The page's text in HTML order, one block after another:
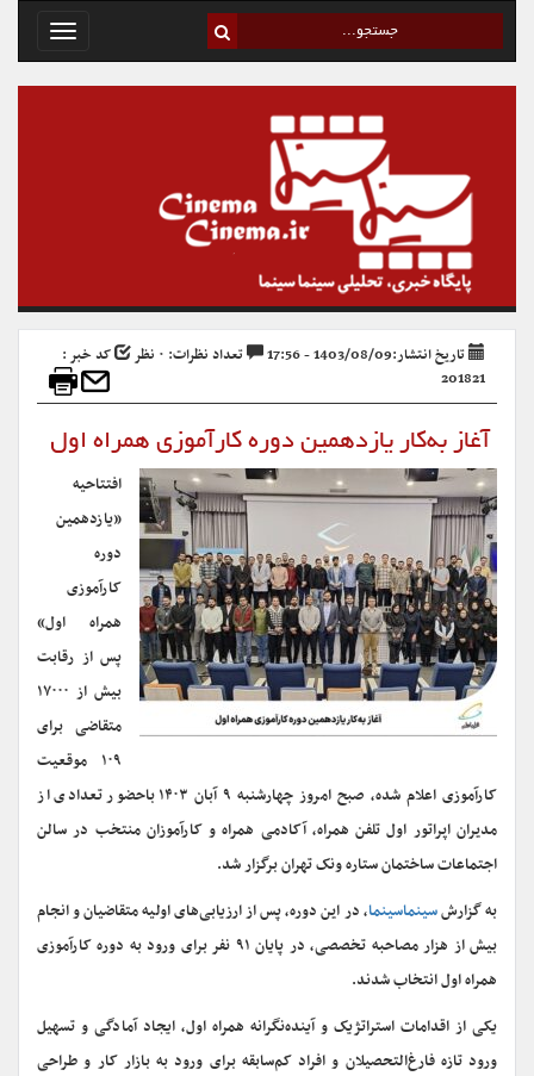
Toggle
تاریخ انتشار:1403/08/09 - 17:56 تعداد نظرات: ۰ نظر
کد خبر :
201821
آغاز به‌کار یازدهمین دوره کارآموزی همراه اول
افتتاحیه
«یازدهمین
دوره
کارآموزی
همراه اول»
پس از رقابت
بیش از ۱۷۰۰۰
متقاضی برای
۱۰۹ موقعیت
کارآموزی اعلام شده، صبح امروز چهارشنبه ۹ آبان ۱۴۰۳ باحضور تعدادی از
مدیران اپراتور اول تلفن همراه، آکادمی همراه و کارآموزان منتخب در سالن
اجتماعات ساختمان ستاره ونک تهران برگزار شد.
به گزارشسینماسینما، در این دوره، پس از ارزیابی‌های اولیه متقاضیان و انجام
بیش از هزار مصاحبه تخصصی، در پایان ۹۱ نفر برای ورود به دوره کارآموزی
همراه اول انتخاب شدند.
یکی از اقدامات استراتژیک و آینده‌نگرانه همراه اول، ایجاد آمادگی و تسهیل
ورود تازه‌ فارغ‌التحصیلان و افراد کم‌سابقه برای ورود به بازار کار و طراحی